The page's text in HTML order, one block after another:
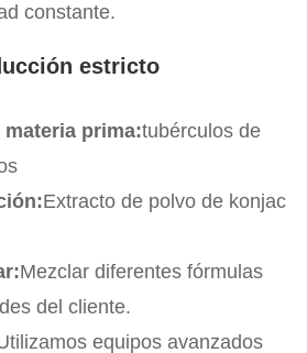
constante.
estricto
materia prima:tubérculos de
Extracto de polvo de konjac
Mezclar diferentes fórmulas
del cliente.
equipos avanzados